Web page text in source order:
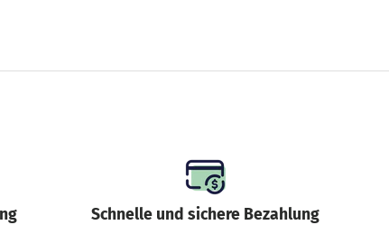
Schnelle und sichere Bezahlung